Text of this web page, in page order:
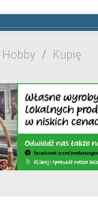
Hobby Kupię